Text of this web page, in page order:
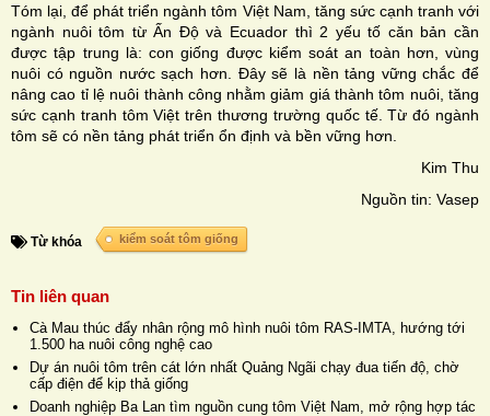
Tóm lại, để phát triển ngành tôm Việt Nam, tăng sức cạnh tranh với
ngành nuôi tôm từ Ấn Độ và Ecuador thì 2 yếu tố căn bản cần
được tập trung là: con giống được kiểm soát an toàn hơn, vùng
nuôi có nguồn nước sạch hơn. Đây sẽ là nền tảng vững chắc để
nâng cao tỉ lệ nuôi thành công nhằm giảm giá thành tôm nuôi, tăng
sức cạnh tranh tôm Việt trên thương trường quốc tế. Từ đó ngành
tôm sẽ có nền tảng phát triển ổn định và bền vững hơn.
Kim Thu
Nguồn tin: Vasep
Từ khóa kiểm soát tôm giống
Tin liên quan
Cà Mau thúc đẩy nhân rộng mô hình nuôi tôm RAS-IMTA, hướng tới
1.500 ha nuôi công nghệ cao
Dự án nuôi tôm trên cát lớn nhất Quảng Ngãi chạy đua tiến độ, chờ
cấp điện để kịp thả giống
Doanh nghiệp Ba Lan tìm nguồn cung tôm Việt Nam, mở rộng hợp tác